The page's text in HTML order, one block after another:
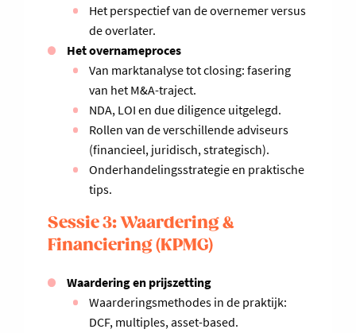
Het perspectief van de overnemer versus
de overlater.
Het overnameproces
Van marktanalyse tot closing: fasering
van het M&A-traject.
NDA, LOI en due diligence uitgelegd.
Rollen van de verschillende adviseurs
(financieel, juridisch, strategisch).
Onderhandelingsstrategie en praktische
tips.
Sessie 3: Waardering &
Financiering (KPMG)
Waardering en prijszetting
Waarderingsmethodes in de praktijk:
DCF, multiples, asset-based.